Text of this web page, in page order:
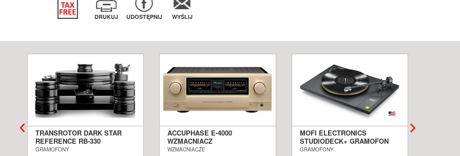
DRUKUJ UDOSTĘPNIJ WYŚLIJ
TRANSROTOR DARK STAR
REFERENCE RB-330
GRAMOFON ANALOGOWY
GRAMOFONY
ACCUPHASE E-4000
WZMACNIACZ
ZINTEGROWANY SALON
WZMACNIACZE
MOFI ELECTRONICS
STUDIODECK+ GRAMOFON
SALON POZNAŃ WROCŁAW
GRAMOFONY